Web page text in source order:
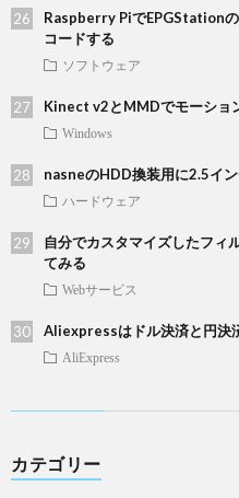
Raspberry PiでEPGStation
コードする
ソフトウェア
Kinect v2とMMDでモーショ
Windows
nasneのHDD換装用に2.5イ
ハードウェア
自分でカスタマイズしたフィ
てみる
Webサービス
Aliexpressはドル決済と円決
AliExpress
カテゴリー